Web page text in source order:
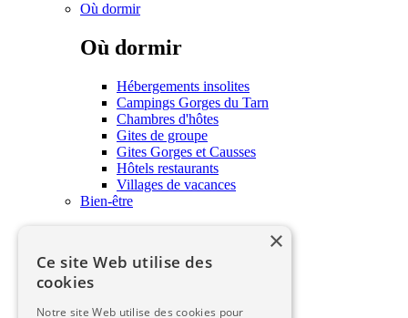
Où dormir
Où dormir
Hébergements insolites
Campings Gorges du Tarn
Chambres d'hôtes
Gites de groupe
Gites Gorges et Causses
Hôtels restaurants
Villages de vacances
Bien-être
×
Ce site Web utilise des
cookies
Notre site Web utilise des cookies pour